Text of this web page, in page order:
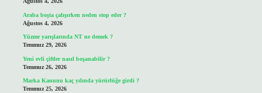
Araba boşta çalışırken neden stop eder ?
Ağustos 4, 2026
Yüzme yarışlarında NT ne demek ?
Temmuz 29, 2026
Yeni evli çiftler nasıl boşanabilir ?
Temmuz 26, 2026
Marka Kanunu kaç yılında yürürlüğe girdi ?
Temmuz 25, 2026